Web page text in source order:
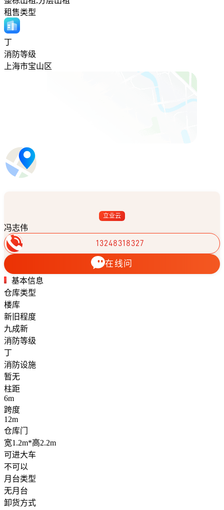
租售类型
丁
消防等级
上海市宝山区
立业云
冯志伟
13248318327
在线问
基本信息
仓库类型
楼库
新旧程度
九成新
消防等级
丁
消防设施
暂无
柱距
6m
跨度
12m
仓库门
宽1.2m*高2.2m
可进大车
不可以
月台类型
无月台
卸货方式